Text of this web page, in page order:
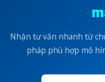
Nhận tư vấn nhanh từ
pháp phù hợp mô